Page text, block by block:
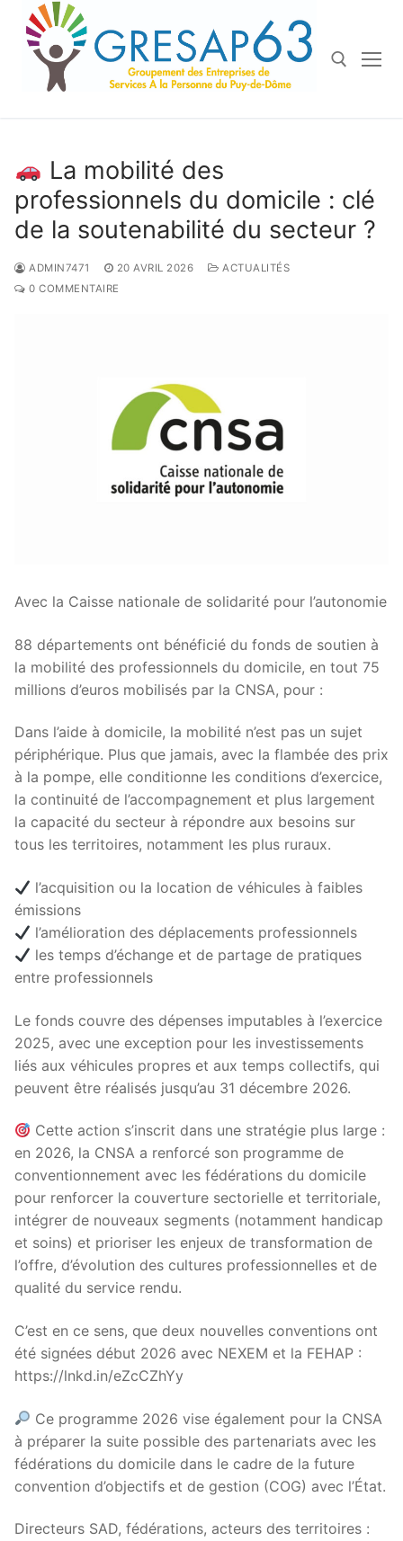
contenu
La mobilité des
professionnels du domicile : clé
de la soutenabilité du secteur ?
ADMIN7471 20 AVRIL 2026
ACTUALITÉS
0 COMMENTAIRE
Avec la Caisse nationale de solidarité pour l’autonomie
88 départements ont bénéficié du fonds de soutien à
la mobilité des professionnels du domicile, en tout 75
millions d’euros mobilisés par la CNSA, pour :
Dans l’aide à domicile, la mobilité n’est pas un sujet
périphérique. Plus que jamais, avec la flambée des prix
à la pompe, elle conditionne les conditions d’exercice,
la continuité de l’accompagnement et plus largement
la capacité du secteur à répondre aux besoins sur
tous les territoires, notamment les plus ruraux.
l’acquisition ou la location de véhicules à faibles
émissions
l’amélioration des déplacements professionnels
les temps d’échange et de partage de pratiques
entre professionnels
Le fonds couvre des dépenses imputables à l’exercice
2025, avec une exception pour les investissements
liés aux véhicules propres et aux temps collectifs, qui
peuvent être réalisés jusqu’au 31 décembre 2026.
Cette action s’inscrit dans une stratégie plus large :
en 2026, la CNSA a renforcé son programme de
conventionnement avec les fédérations du domicile
pour renforcer la couverture sectorielle et territoriale,
intégrer de nouveaux segments (notamment handicap
et soins) et prioriser les enjeux de transformation de
l’offre, d’évolution des cultures professionnelles et de
qualité du service rendu.
C’est en ce sens, que deux nouvelles conventions ont
été signées début 2026 avec NEXEM et la FEHAP :
https://lnkd.in/eZcCZhYy
Ce programme 2026 vise également pour la CNSA
à préparer la suite possible des partenariats avec les
fédérations du domicile dans le cadre de la future
convention d’objectifs et de gestion (COG) avec l’État.
Directeurs SAD, fédérations, acteurs des territoires :